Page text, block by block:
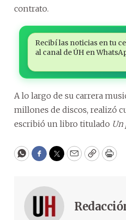
contrato.
Recibí las noticias en tu
al canal de ÚH en
A lo largo de su carrera
millones de discos, realizó
escribió un libro titulado Un
WhatsApp
Facebook
Twitter
EmailCopyPrint